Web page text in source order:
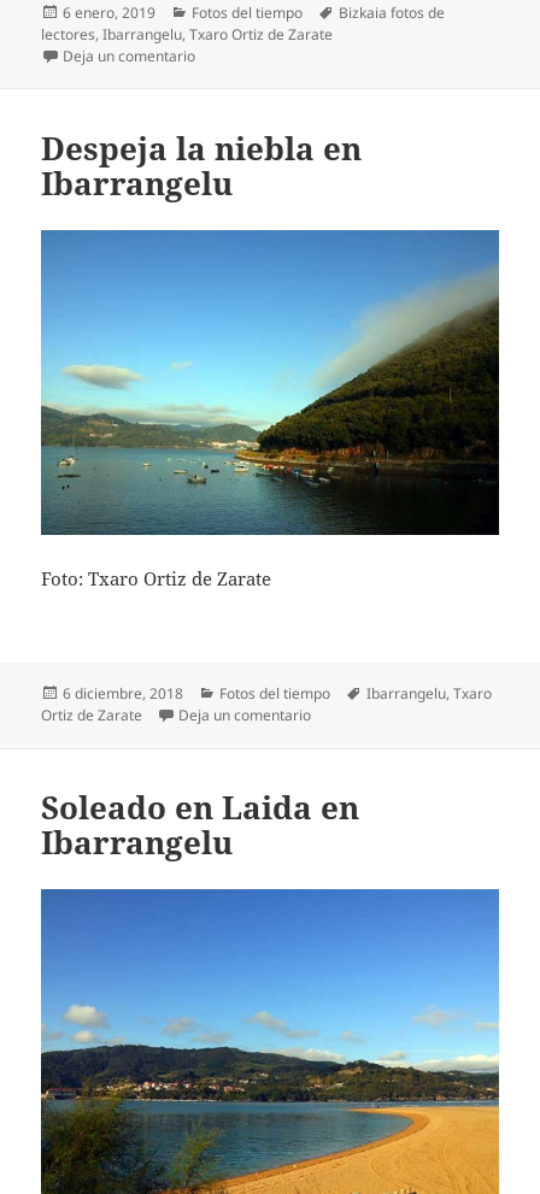
Publicado
el
6 enero, 2019 Categorías
Fotos del tiempo Etiquetas
Bizkaia fotos de
lectores,Ibarrangelu,Txaro Ortiz de Zarate
Deja un comentarioen Día de paraguas en Ibarrangelu
Despeja la niebla en
Ibarrangelu
Foto: Txaro Ortiz de Zarate
Publicado
el
6 diciembre, 2018 Categorías
Fotos del tiempo Etiquetas
Ibarrangelu,Txaro
Ortiz de Zarate
Deja un comentarioen Despeja la niebla en
Soleado en Laida en
Ibarrangelu